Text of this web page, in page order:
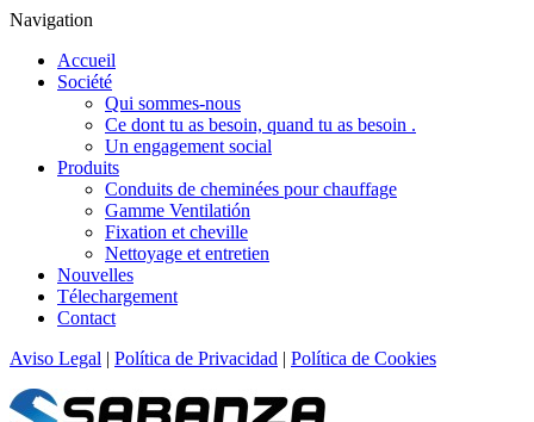
Navigation
Accueil
Société
Qui sommes-nous
Ce dont tu as besoin, quand tu as besoin .
Un engagement social
Produits
Conduits de cheminées pour chauffage
Gamme Ventilatión
Fixation et cheville
Nettoyage et entretien
Nouvelles
Télechargement
Contact
Aviso Legal | Política de Privacidad | Política de Cookies